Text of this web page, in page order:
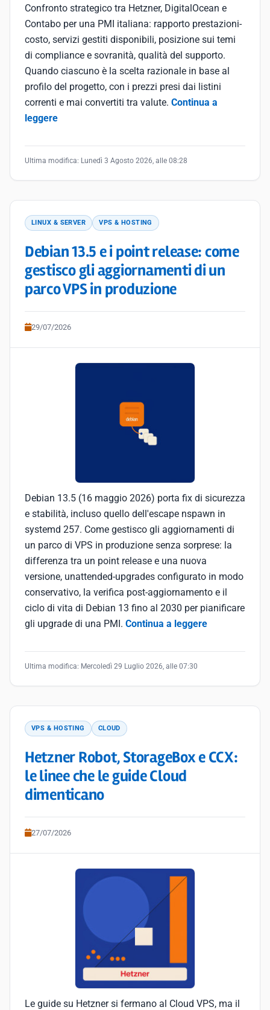
Confronto strategico tra Hetzner, DigitalOcean e
Contabo per una PMI italiana: rapporto prestazioni-
costo, servizi gestiti disponibili, posizione sui temi
di compliance e sovranità, qualità del supporto.
Quando ciascuno è la scelta razionale in base al
profilo del progetto, con i prezzi presi dai listini
correnti e mai convertiti tra valute. Continua a
leggere
Ultima modifica: Lunedì 3 Agosto 2026, alle 08:28
LINUX & SERVER VPS & HOSTING
Debian 13.5 e i point release: come
gestisco gli aggiornamenti di un
parco VPS in produzione
29/07/2026
Debian 13.5 (16 maggio 2026) porta fix di sicurezza
e stabilità, incluso quello dell'escape nspawn in
systemd 257. Come gestisco gli aggiornamenti di
un parco di VPS in produzione senza sorprese: la
differenza tra un point release e una nuova
versione, unattended-upgrades configurato in modo
conservativo, la verifica post-aggiornamento e il
ciclo di vita di Debian 13 fino al 2030 per pianificare
gli upgrade di una PMI. Continua a leggere
Ultima modifica: Mercoledì 29 Luglio 2026, alle 07:30
VPS & HOSTING CLOUD
Hetzner Robot, StorageBox e CCX:
le linee che le guide Cloud
dimenticano
27/07/2026
Le guide su Hetzner si fermano al Cloud VPS, ma il